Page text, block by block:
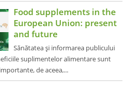
Food supplements in the
European Union: present
and future
Sănătatea și informarea publicului
suplimentelor alimentare sunt
de aceea,...